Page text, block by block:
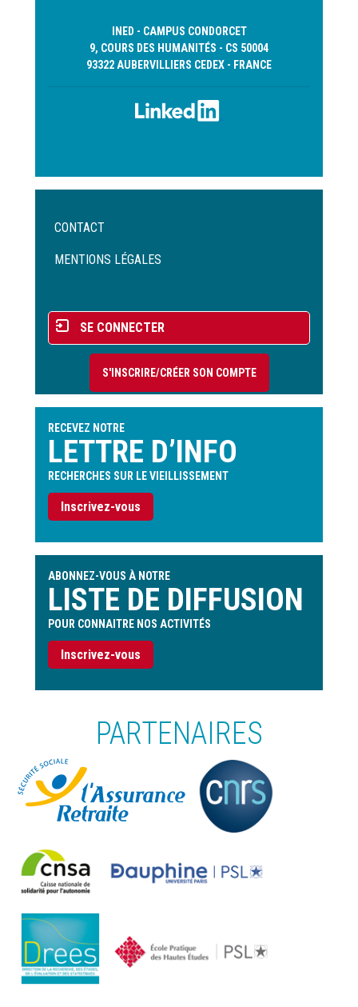
INED - CAMPUS CONDORCET
9, COURS DES HUMANITÉS - CS 50004
93322 AUBERVILLIERS CEDEX - FRANCE
Menu
de
CONTACT
MENTIONS LÉGALES
Menu
du
compte
l'utilisateur
SE CONNECTER
S'INSCRIRE/CRÉER SON COMPTE
RECEVEZ NOTRE
LETTRE D’INFO
RECHERCHES SUR LE VIEILLISSEMENT
Inscrivez-vous
ABONNEZ-VOUS À NOTRE
LISTE DE DIFFUSION
POUR CONNAITRE NOS ACTIVITÉS
Inscrivez-vous
PARTENAIRES